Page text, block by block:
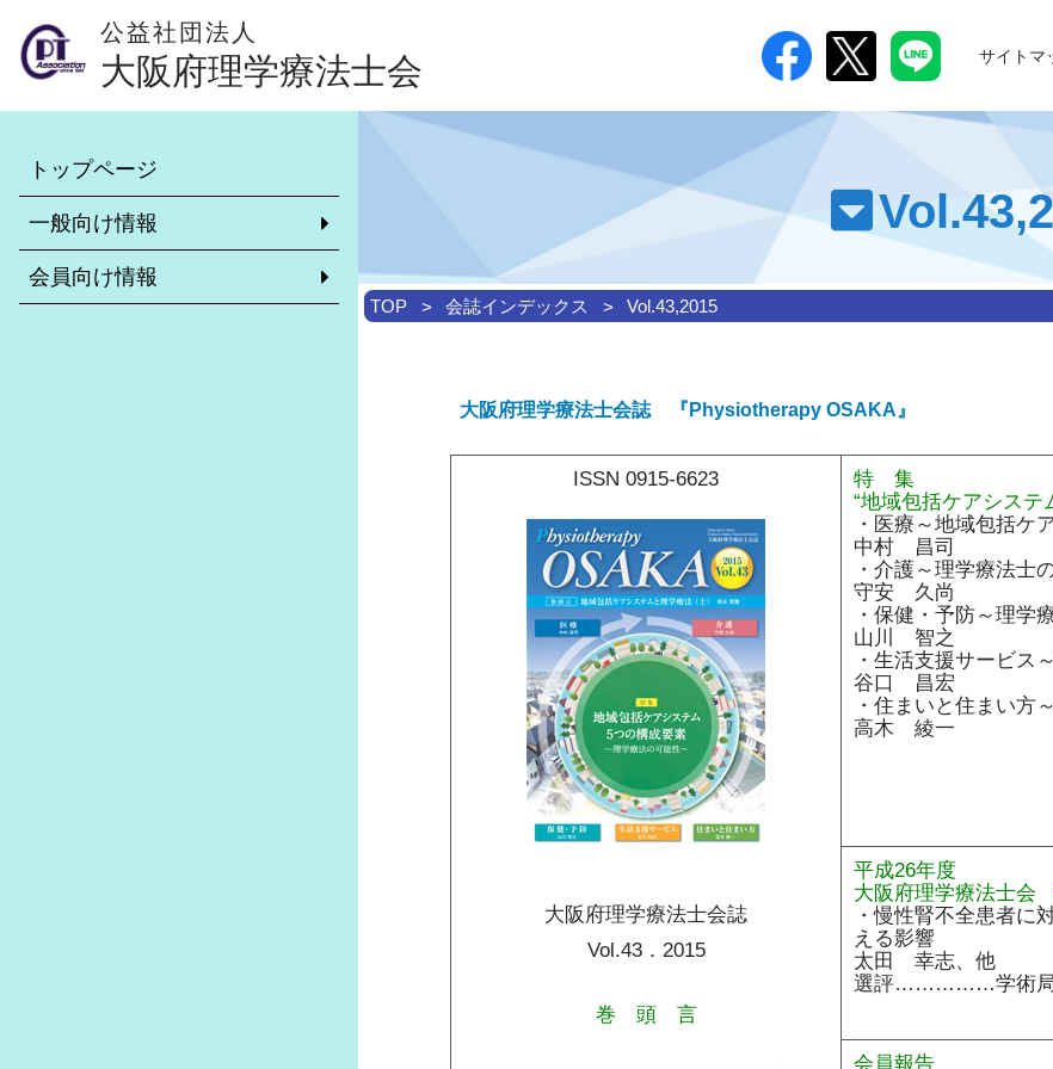
公益社団法人
大阪府理学療法士会 サイトマ
トップページ
一般向け情報 学校一覧
理学療法士がいる施設
大阪府理学療法士会のご案内
訪問リハビリ受け入れ可能施設
各市区町村理学療法士会のご紹介
会員向け情報
リカレント教育について
非常勤求職・求人情報システム
府士会ZOOMの利用方法および申込
TOP 会誌インデックス Vol.43,2015
大阪府理学療法士会誌 『Physiotherapy OSAKA』
ISSN 0915-6623
大阪府理学療法士会誌
Vol.43．2015
巻 頭 言
特 集
“地域包括ケアシス
・医療～地域包括ケ
中村 昌司
・介護～理学療法士
守安 久尚
・保健・予防～理学
山川 智之
・生活支援サービス
谷口 昌宏
・住まいと住まい方
高木 綾一
平成26年度
大阪府理学療法士会
・慢性腎不全患者に
える影響
太田 幸志、他
選評……………学術
会員報告